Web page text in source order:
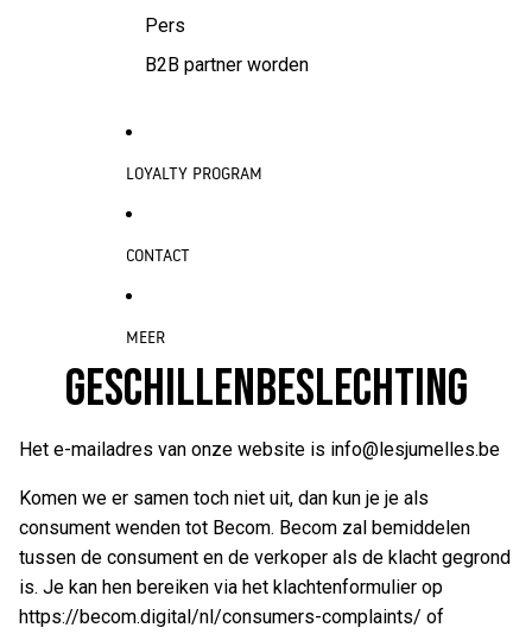
Pers
B2B partner worden
LOYALTY PROGRAM
CONTACT
MEER
GESCHILLENBESLECHTING
Het e-mailadres van onze website is info@lesjumelles.be
Komen we er samen toch niet uit, dan kun je je als
consument wenden tot Becom. Becom zal bemiddelen
tussen de consument en de verkoper als de klacht gegrond
is. Je kan hen bereiken via het klachtenformulier op
https://becom.digital/nl/consumers-complaints/ of